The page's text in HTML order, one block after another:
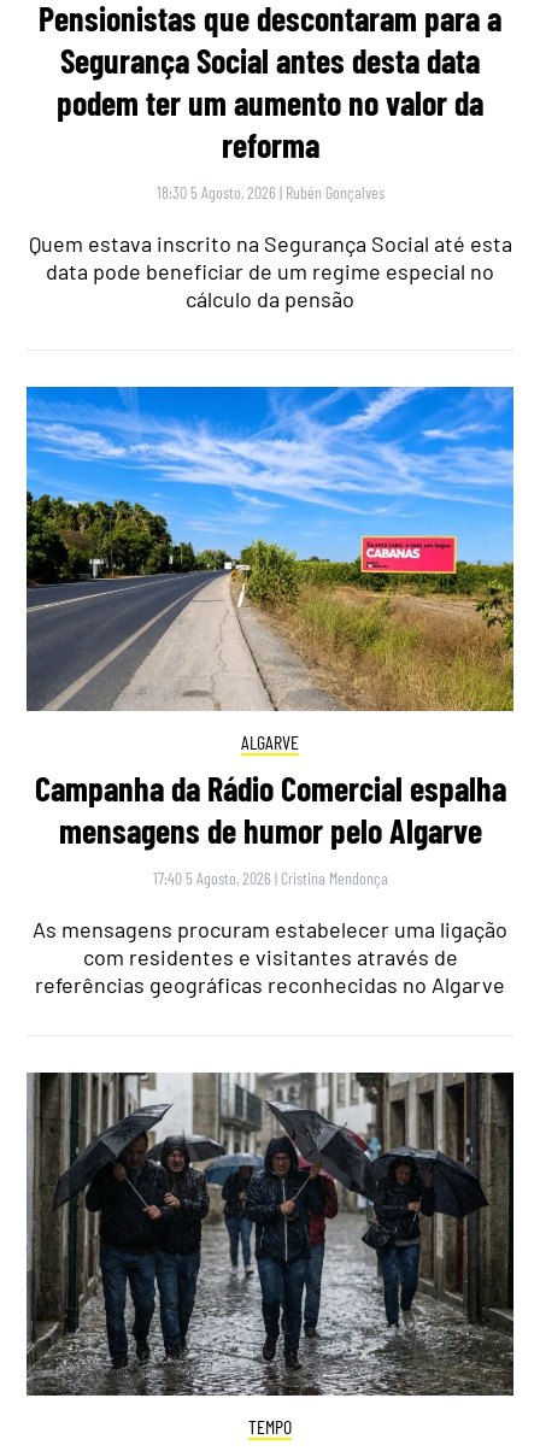
Pensionistas que descontaram para a
Segurança Social antes desta data
podem ter um aumento no valor da
reforma
18:30 5 Agosto, 2026 | Rubén Gonçalves
Quem estava inscrito na Segurança Social até esta
data pode beneficiar de um regime especial no
cálculo da pensão
ALGARVE
Campanha da Rádio Comercial espalha
mensagens de humor pelo Algarve
17:40 5 Agosto, 2026 | Cristina Mendonça
As mensagens procuram estabelecer uma ligação
com residentes e visitantes através de
referências geográficas reconhecidas no Algarve
TEMPO